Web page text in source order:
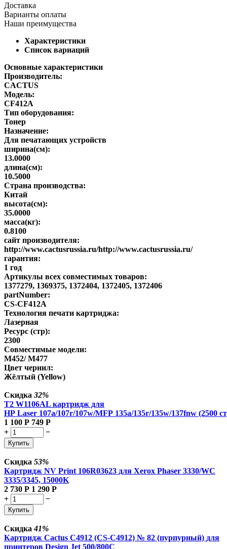
Доставка
Варианты оплаты
Наши преимущества
Характеристики
Список вариаций
Основные характеристики
Производитель:
CACTUS
Модель:
CF412A
Тип оборудования:
Тонер
Назначение:
Для печатающих устройств
ширина(см):
13.0000
длина(см):
10.5000
Страна производства:
Китай
высота(см):
35.0000
масса(кг):
0.8100
сайт производителя:
http://www.cactusrussia.ru/http://www.cactusrussia.ru/
гарантия:
1 год
Артикулы всех совместимых товаров:
1377279, 1369375, 1372404, 1372405, 1372406
partNumber:
CS-CF412A
Технология печати картриджа:
Лазерная
Ресурс (стр):
2300
Совместимые модели:
M452/ M477
Цвет чернил:
Жёлтый (Yellow)
Скидка 32%
T2 W1106AL картридж для
HP Laser 107a/107r/107w/MFP 135a/135r/135w/137fnw (2500
1 100 Р 749 Р
+
−
Купить
Скидка 53%
Картридж NV Print 106R03623 для Xerox Phaser 3330/WC
3335/3345, 15000K
2 730 Р 1 290 Р
+
−
Купить
Скидка41%
Картридж Cactus C4912 (CS-C4912) № 82 (пурпурный) для
принтеров Design Jet 500/800C